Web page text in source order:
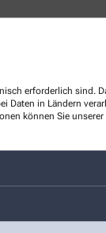
erforderlich sind.
Daten in Ländern
können Sie unserer